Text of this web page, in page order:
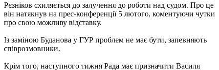
Рєзніков схиляється до залучення до роботи над судом. Про це
він натякнув на прес-конференції 5 лютого, коментуючи чутки
про свою можливу відставку.
Із заміною Буданова у ГУР проблем не має бути, запевняють
співрозмовники.
Крім того, наступного тижня Рада має призначити Василя